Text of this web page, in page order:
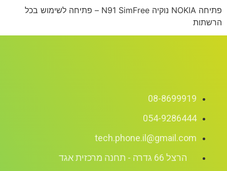
פתיחה NOKIA נוקיה N91 SimFree – פתיחה לשימוש בכל
הרשתות
08-8699919
054-9286444
tech.phone.il@gmail.com
הרצל 66 גדרה - תחנה מרכזית אגד